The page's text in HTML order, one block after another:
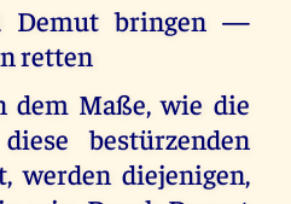
Demut bringen —
retten
dem Maße, wie die
bestürzenden
werden diejenigen,